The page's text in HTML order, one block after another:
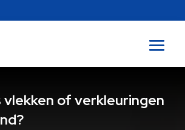
vlekken of verkleuringen